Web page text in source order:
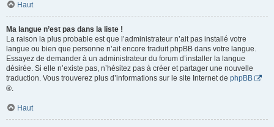
Haut
Ma langue n’est pas dans la liste !
La raison la plus probable est que l’administrateur n’ait pas installé votre
langue ou bien que personne n’ait encore traduit phpBB dans votre langue.
Essayez de demander à un administrateur du forum d’installer la langue
désirée. Si elle n’existe pas, n’hésitez pas à créer et partager une nouvelle
traduction. Vous trouverez plus d’informations sur le site Internet de phpBB
®.
Haut